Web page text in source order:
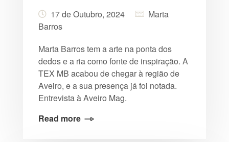
17 de Outubro, 2024
Marta
Barros
Marta Barros tem a arte na ponta dos
dedos e a ria como fonte de inspiração. A
TEX MB acabou de chegar à região de
Aveiro, e a sua presença já foi notada.
Entrevista à Aveiro Mag.
Read more